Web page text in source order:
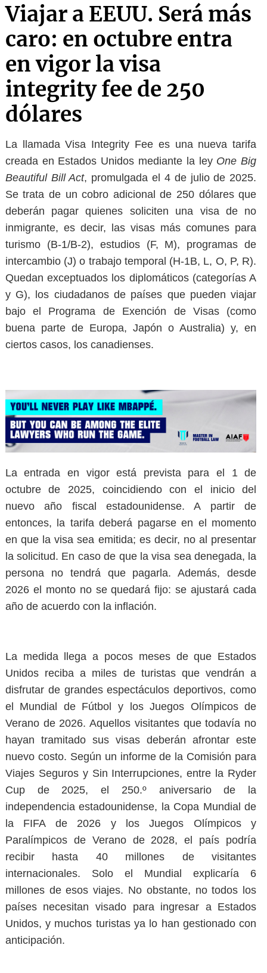
Viajar a EEUU. Será más
caro: en octubre entra
en vigor la visa
integrity fee de 250
dólares
La llamadaVisa Integrity Fee es una nueva tarifa
creada en Estados Unidos mediante la ley One Big
Beautiful Bill Act, promulgada el 4 de julio de 2025.
Se trata de un cobro adicional de 250 dólaresque
deberán pagar quienes soliciten una visa de no
inmigrante, es decir, las visas más comunes para
turismo (B-1/B-2), estudios (F, M), programas de
intercambio (J) o trabajo temporal (H-1B, L, O, P, R).
Quedan exceptuados los diplomáticos (categorías A
y G), los ciudadanos de países que pueden viajar
bajo el Programa de Exención de Visas (como
buena parte de Europa, Japón o Australia) y, en
ciertos casos, los canadienses.
La entrada en vigor está prevista para el 1 de
octubre de 2025, coincidiendo con el inicio del
nuevo año fiscal estadounidense. A partir de
entonces, la tarifa deberá pagarse en el momento
en que la visa sea emitida; es decir, no al presentar
la solicitud. En caso de que la visa sea denegada, la
persona no tendrá que pagarla. Además, desde
2026 el monto no se quedará fijo: se ajustará cada
año de acuerdo con la inflación.
La medida llega a pocos meses de que Estados
Unidos reciba a miles de turistas que vendrán a
disfrutar de grandes espectáculos deportivos, como
el Mundial de Fútbol y los Juegos Olímpicos de
Verano de 2026. Aquellos visitantes que todavía no
hayan tramitado sus visas deberán afrontar este
nuevo costo. Según un informe de la Comisión para
Viajes Seguros y Sin Interrupciones, entre la Ryder
Cup de 2025, el 250.º aniversario de la
independencia estadounidense, la Copa Mundial de
la FIFA de 2026 y los Juegos Olímpicos y
Paralímpicos de Verano de 2028, el país podría
recibir hasta 40 millones de visitantes
internacionales. Solo el Mundial explicaría 6
millones de esos viajes. No obstante, no todos los
países necesitan visado para ingresar a Estados
Unidos, y muchos turistas ya lo han gestionado con
anticipación.